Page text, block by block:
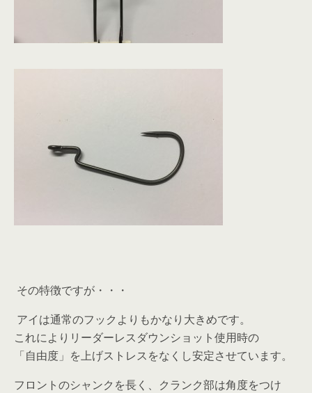
その特徴ですが・・・
アイは通常のフックよりもかなり大きめです。
これによりリーダーレスダウンショット使用時の
「自由度」を上げストレスをなくし安定させています。
フロントのシャンクを長く、クランク部は角度をつけ